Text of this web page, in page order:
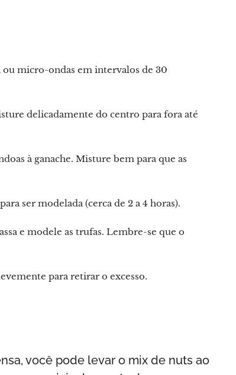
micro-ondas em intervalos de 30
delicadamente do centro para fora até
à ganache. Misture bem para que as
ser modelada (cerca de 2 a 4 horas).
e modele as trufas. Lembre-se que o
para retirar o excesso.
você pode levar o mix de nuts ao